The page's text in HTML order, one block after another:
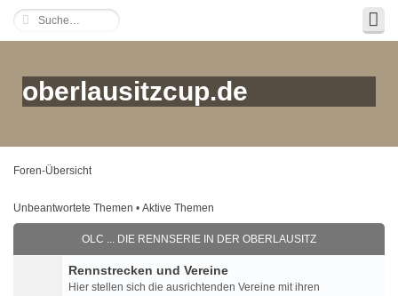
oberlausitzcup.de
Foren-Übersicht
Unbeantwortete Themen • Aktive Themen
OLC ... DIE RENNSERIE IN DER OBERLAUSITZ
Rennstrecken und Vereine
Hier stellen sich die ausrichtenden Vereine mit ihren